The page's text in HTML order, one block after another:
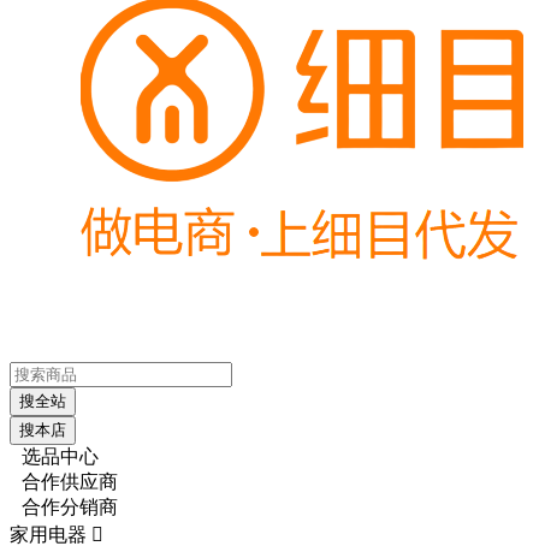
搜全站
搜本店
选品中心
合作供应商
合作分销商
家用电器 